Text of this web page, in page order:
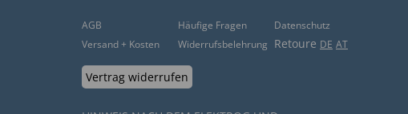
AGB Häufige Fragen
Datenschutz
Versand + Kosten
Widerrufsbelehrung Retoure DE AT
Vertrag widerrufen